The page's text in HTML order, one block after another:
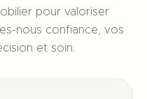
pour valoriser
nous confiance, vos
et soin.